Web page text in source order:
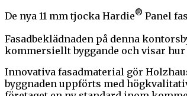
De nya 11 mm tjocka Hardie® Panel
Fasadbeklädnaden på denna
kommersiellt byggande och visar
Innovativa fasadmaterial gör
byggnaden uppförts med